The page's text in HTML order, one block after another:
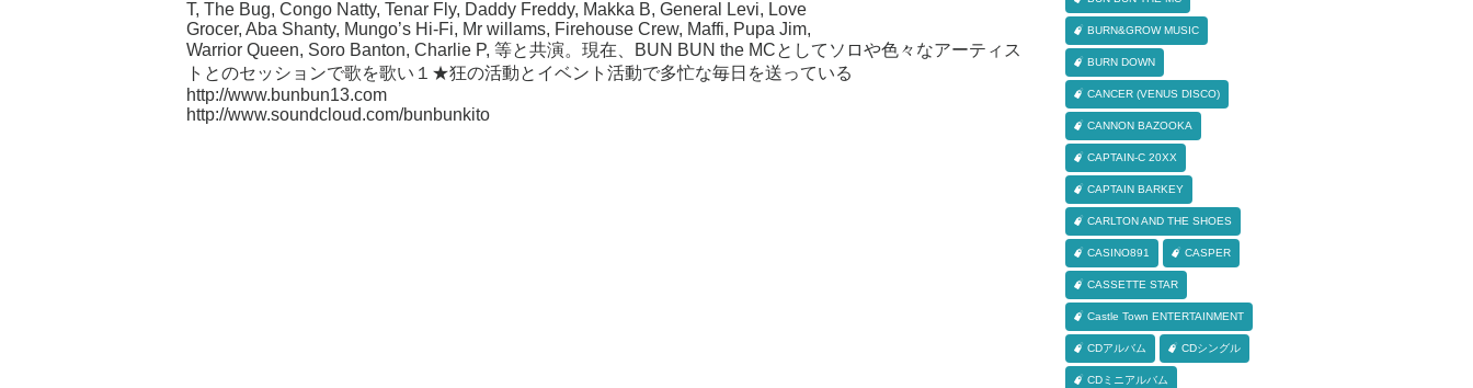
T, The Bug, Congo Natty, Tenar Fly, Daddy Freddy, Makka B, General Levi, Love
Grocer, Aba Shanty, Mungo’s Hi-Fi, Mr willams, Firehouse Crew, Maffi, Pupa Jim,
Warrior Queen, Soro Banton, Charlie P, 等と共演。現在、BUN BUN the MCとしてソロや色々なアーティス
トとのセッションで歌を歌い１★狂の活動とイベント活動で多忙な毎日を送っている
http://www.bunbun13.com
http://www.soundcloud.com/bunbunkito
BURN&GROW MUSIC
BURN DOWN
CANCER (VENUS DISCO)
CANNON BAZOOKA
CAPTAIN-C 20XX
CAPTAIN BARKEY
CARLTON AND THE SHOES
CASINO891 CASPER
CASSETTE STAR
Castle Town ENTERTAINMENT
CDアルバム CDシングル
CDミニアルバム